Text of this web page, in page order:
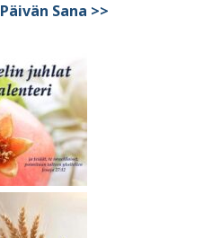
Päivän Sana >>